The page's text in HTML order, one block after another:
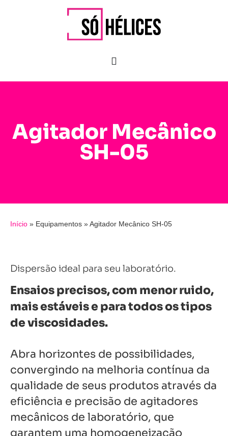
Agitador Mecânico
SH-05
Início » Equipamentos »Agitador Mecânico SH-05
Dispersão ideal para seu laboratório.
Ensaios precisos, com menor ruido,
mais estáveis e para todos os tipos
de viscosidades.
Abra horizontes de possibilidades,
convergindo na melhoria contínua da
qualidade de seus produtos através da
eficiência e precisão de agitadores
mecânicos de laboratório, que
garantem uma homogeneização